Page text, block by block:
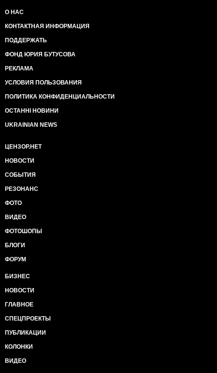
О НАС
КОНТАКТНАЯ ИНФОРМАЦИЯ
ПОДДЕРЖАТЬ
ФОНД ЮРИЯ БУТУСОВА
РЕКЛАМА
УСЛОВИЯ ПОЛЬЗОВАНИЯ
ПОЛИТИКА КОНФИДЕНЦИАЛЬНОСТИ
ОСТАННІ НОВИНИ
UKRAINIAN NEWS
ЦЕНЗОР.НЕТ
НОВОСТИ
СОБЫТИЯ
РЕЗОНАНС
ФОТО
ВИДЕО
ФОТОШОПЫ
БЛОГИ
ФОРУМ
БИЗНЕС
НОВОСТИ
ГЛАВНОЕ
СПЕЦПРОЕКТЫ
ПУБЛИКАЦИИ
КОЛОНКИ
ВИДЕО